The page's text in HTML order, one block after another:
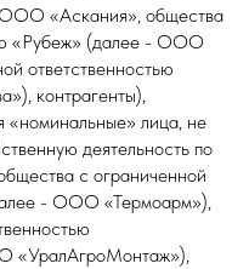
ООО «Аскания», общества
«Рубеж» (далее - ООО
ответственностью
контрагенты),
«номинальные» лица, не
деятельность по
с ограниченной
- ООО «Термоарм»),
«УралАгроМонтаж»),